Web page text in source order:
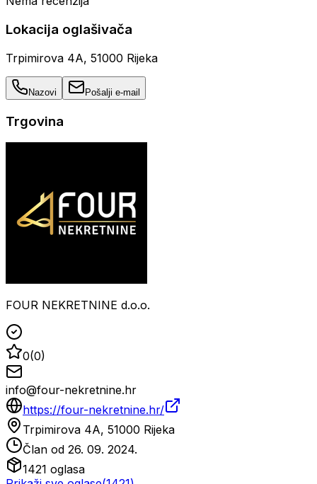
Lokacija oglašivača
Trpimirova 4A, 51000 Rijeka
Nazovi Pošalji e-mail
Trgovina
FOUR NEKRETNINE d.o.o.
0(0)
info@four-nekretnine.hr
https://four-nekretnine.hr/
Trpimirova 4A, 51000 Rijeka
Član od 26. 09. 2024.
1421 oglasa